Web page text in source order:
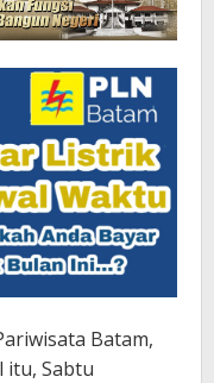
Batam,
itu, Sabtu